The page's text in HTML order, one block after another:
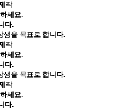
작
세요.
다.
생을 목표로 합니다.
작
세요.
다.
생을 목표로 합니다.
작
세요.
다.